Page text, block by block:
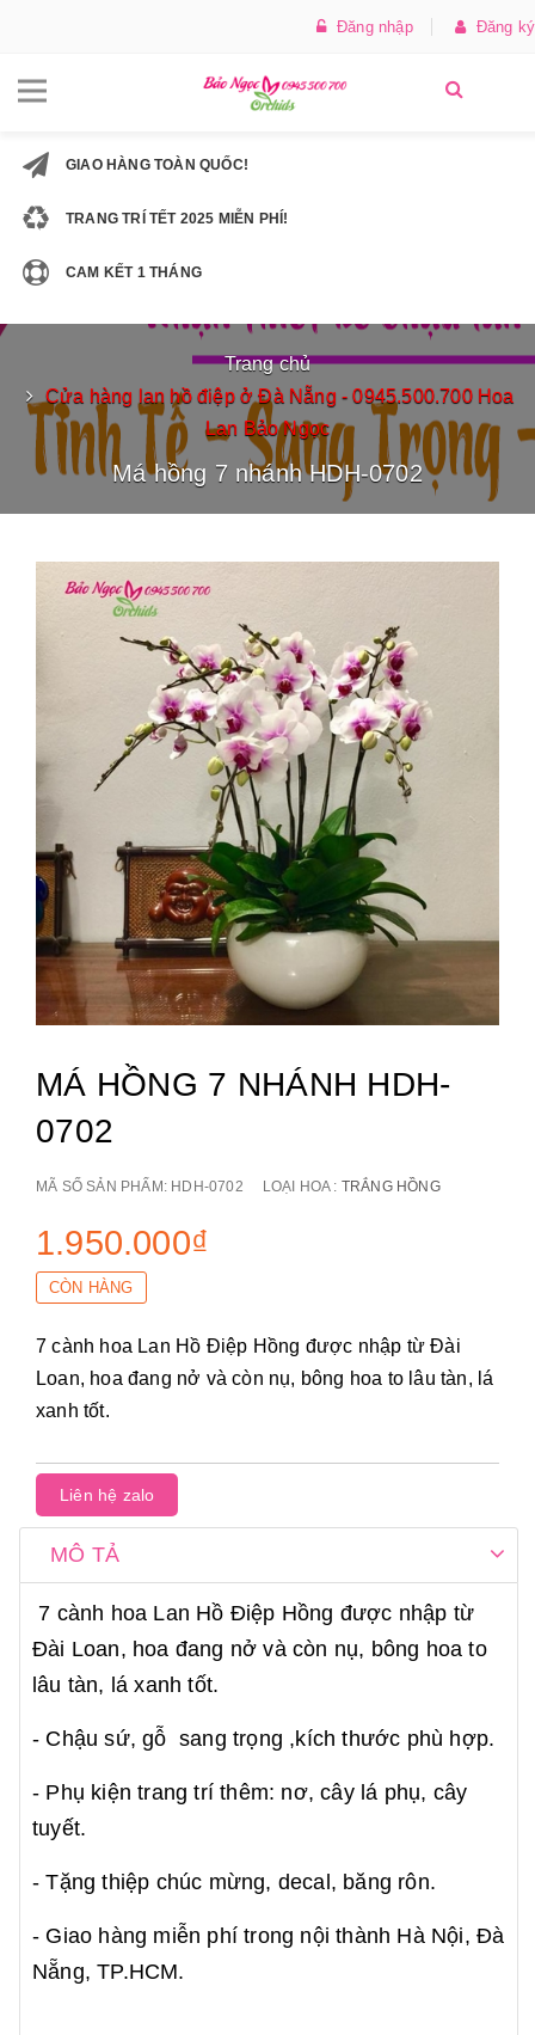
Đăng nhập Đăng ký
GIAO HÀNG TOÀN QUỐC!
TRANG TRÍ TẾT 2025 MIỄN PHÍ!
CAM KẾT 1 THÁNG
Trang chủ
Cửa hàng lan hồ điệp ở Đà Nẵng - 0945.500.700 Hoa
Lan Bảo Ngọc
Má hồng 7 nhánh HDH-0702
MÁ HỒNG 7 NHÁNH HDH-
0702
MÃ SỐ SẢN PHẨM: HDH-0702 LOẠI HOA : TRẮNG HỒNG
1.950.000₫
CÒN HÀNG
7 cành hoa Lan Hồ Điệp Hồng được nhập từ Đài
Loan, hoa đang nở và còn nụ, bông hoa to lâu tàn, lá
xanh tốt.
Liên hệ zalo
MÔ TẢ
7 cành hoa Lan Hồ Điệp Hồng được nhập từ
Đài Loan, hoa đang nở và còn nụ, bông hoa to
lâu tàn, lá xanh tốt.
- Chậu sứ, gỗ sang trọng ,kích thước phù hợp.
- Phụ kiện trang trí thêm: nơ, cây lá phụ, cây
tuyết.
- Tặng thiệp chúc mừng, decal, băng rôn.
- Giao hàng miễn phí trong nội thành Hà Nội, Đà
Nẵng, TP.HCM.